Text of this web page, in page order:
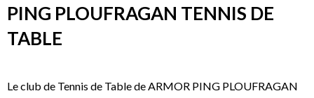
PING PLOUFRAGAN TENNIS DE
TABLE
Le club de Tennis de Table de ARMOR PING PLOUFRAGAN